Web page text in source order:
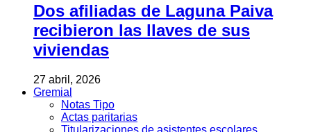
Dos afiliadas de Laguna Paiva
recibieron las llaves de sus
viviendas
27 abril, 2026
Gremial
Notas Tipo
Actas paritarias
Titularizaciones de asistentes escolares